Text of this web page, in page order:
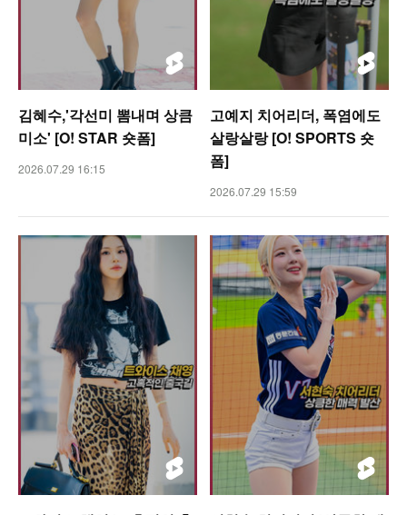
김혜수,'각선미 뽐내며 상큼
미소' [O! STAR 숏폼]
2026.07.29 16:15
고예지 치어리더, 폭염에도
살랑살랑 [O! SPORTS 숏
폼]
2026.07.29 15:59